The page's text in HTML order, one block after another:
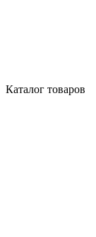
Каталог товаров